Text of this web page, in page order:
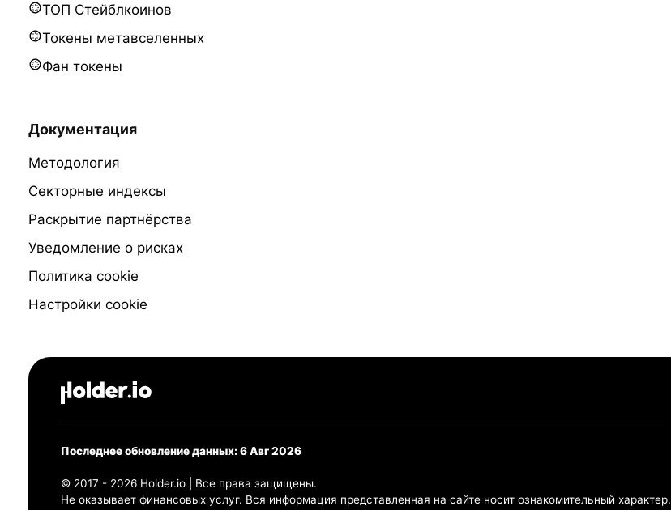
ТОП Стейблкоинов
Токены метавселенных
Фан токены
Документация
Методология
Секторные индексы
Раскрытие партнёрства
Уведомление о рисках
Политика cookie
Настройки cookie
Последнее обновление данных: 6 Авг 2026
© 2017 - 2026 Holder.io | Все права защищены.
Не оказывает финансовых услуг. Вся информация представленная на сайте носит ознакомительный характер.